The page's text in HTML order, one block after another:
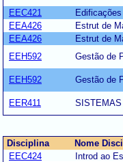
EEC421
Edificações
EEA426
Estrut de
EEA426
Estrut de
EEH592
Gestão de
EEH592 Gestão de
EER411
Disciplina Nome
EEC424
Introd ao